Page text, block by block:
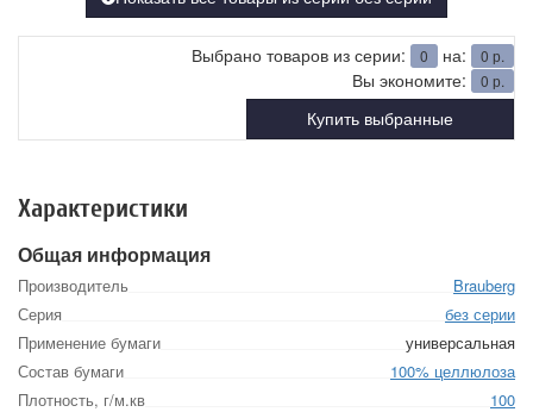
Выбрано товаров из серии: 0 на: 0 р.
Вы экономите: 0 р.
Купить выбранные
Характеристики
Общая информация
Производитель
Brauberg
Серия
без серии
Применение бумаги
универсальная
Состав бумаги
100% целлюлоза
Плотность, г/м.кв
100